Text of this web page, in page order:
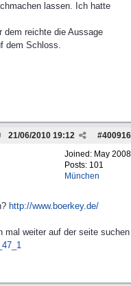
lassen. Ich hatte
dem reichte die Aussage
dem Schloss.
#400916
21/06/2010 19:12
Joined: May 2008
Posts: 101
München
http://www.boerkey.de/
mal weiter auf der seite suchen